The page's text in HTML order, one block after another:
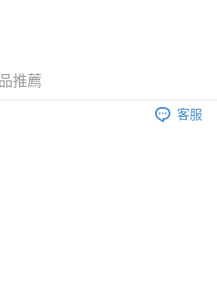
，並於存款單據寫上訂單編號後電郵至
我們不會處理沒有提供存款單據的訂
推薦
客服